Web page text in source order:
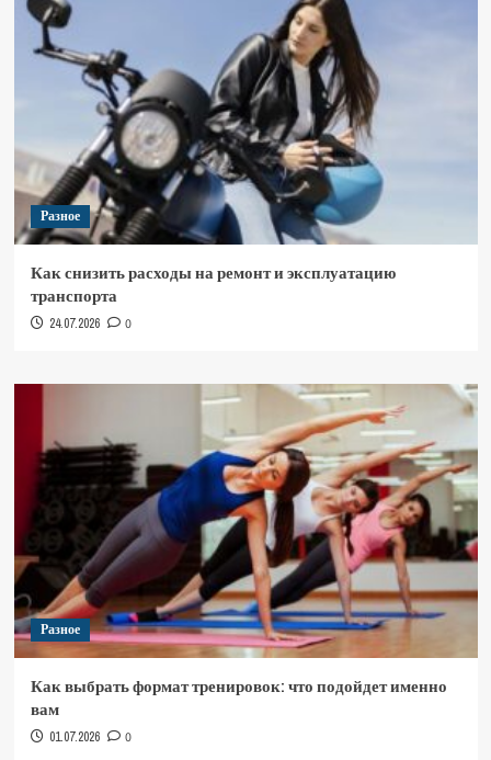
Разное
Как снизить расходы на ремонт и эксплуатацию
транспорта
24.07.2026 0
Разное
Как выбрать формат тренировок: что подойдет именно
вам
01.07.2026 0